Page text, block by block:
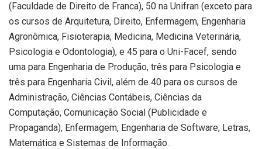
(Faculdade de Direito de Franca), 50 na Unifran (exceto para
os cursos de Arquitetura, Direito, Enfermagem, Engenharia
Agronômica, Fisioterapia, Medicina, Medicina Veterinária,
Psicologia e Odontologia), e 45 para o Uni-Facef, sendo
uma para Engenharia de Produção, três para Psicologia e
três para Engenharia Civil, além de 40 para os cursos de
Administração, Ciências Contábeis, Ciências da
Computação, Comunicação Social (Publicidade e
Propaganda), Enfermagem, Engenharia de Software, Letras,
Matemática e Sistemas de Informação.